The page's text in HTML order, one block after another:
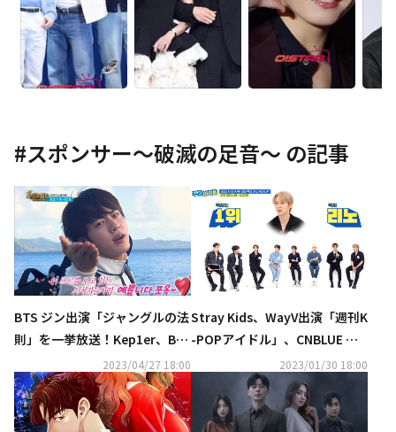
#スポンサー～破滅の足音～ の記事
BTS ジン出演「ジャングルの法
則」を一挙放送！Kep1er、Billl
ieの「週刊K-POPアイドル」や
ソ・イングクの出演番組も…5
月の衛星劇場も充実
2023/04/27 18:00
Stray Kids、WayV出演「週刊K
-POPアイドル」、CNBLUE ジ
ョン・ヨンファ日本最新ライブ
も！2月CS衛星劇場も注目作が
続々
2023/01/30 18:00